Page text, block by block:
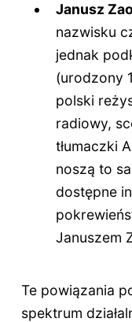
Janusz
nazwisku
jednak
(urodzony
polski
radiowy,
tłumaczki
noszą to
dostępne
Januszem
Te powiązania
spektrum